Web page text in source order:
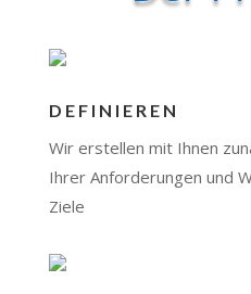
DEFINIEREN
Wir erstellen mit Ihnen
Ihrer Anforderungen und
Ziele